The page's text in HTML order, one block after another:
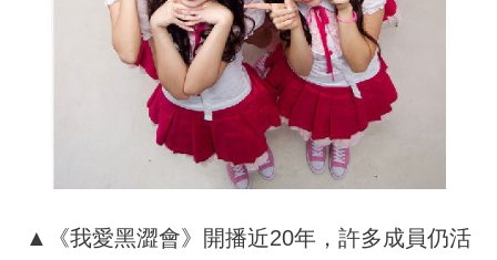
▲《我愛黑澀會》開播近20年，許多成員仍活